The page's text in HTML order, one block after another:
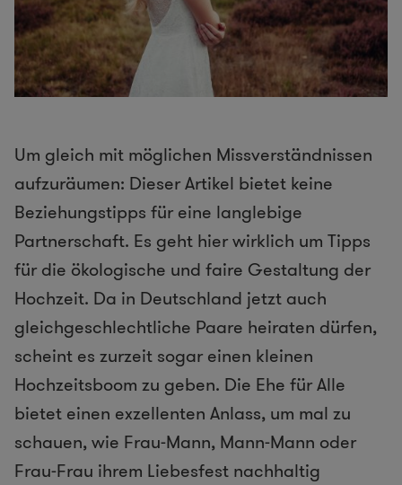
Um gleich mit möglichen Missverständnissen
aufzuräumen: Dieser Artikel bietet keine
Beziehungstipps für eine langlebige
Partnerschaft. Es geht hier wirklich um Tipps
für die ökologische und faire Gestaltung der
Hochzeit. Da in Deutschland jetzt auch
gleichgeschlechtliche Paare heiraten dürfen,
scheint es zurzeit sogar einen kleinen
Hochzeitsboom zu geben. Die Ehe für Alle
bietet einen exzellenten Anlass, um mal zu
schauen, wie Frau-Mann, Mann-Mann oder
Frau-Frau ihrem Liebesfest nachhaltig